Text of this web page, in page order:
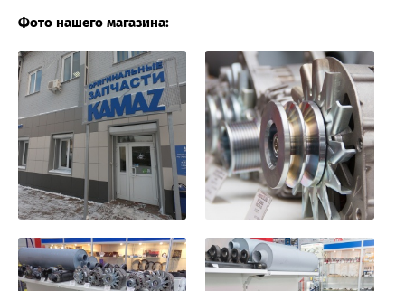
Фото нашего магазина: